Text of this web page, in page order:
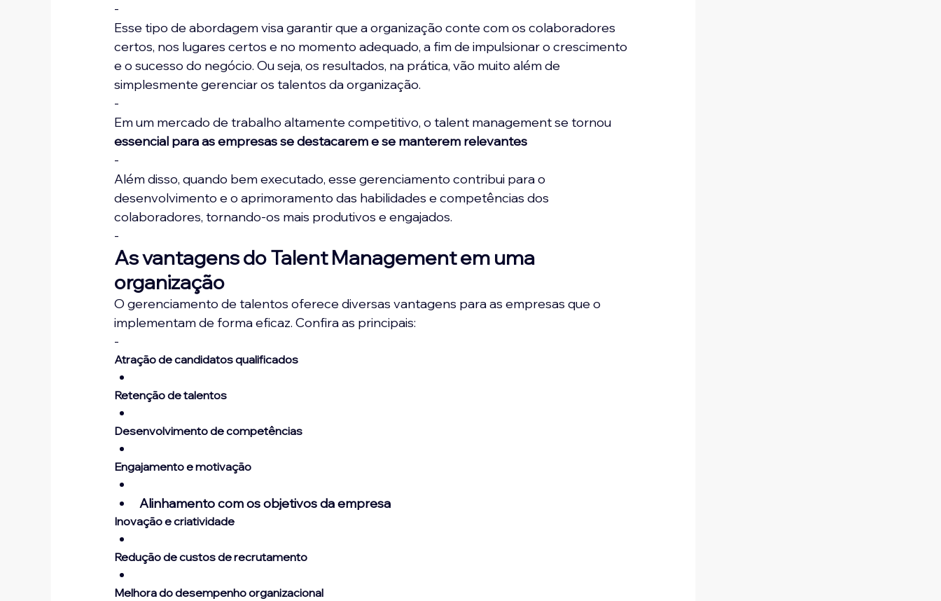
-
Esse tipo de abordagem visa garantir que a organização conte com os colaboradores
certos, nos lugares certos e no momento adequado, a fim de impulsionar o crescimento
e o sucesso do negócio. Ou seja, os resultados, na prática, vão muito além de
simplesmente gerenciar os talentos da organização.
-
Em um mercado de trabalho altamente competitivo, o talent management se tornou
essencial para as empresas se destacarem e se manterem relevantes
-
Além disso, quando bem executado, esse gerenciamento contribui para o
desenvolvimento e o aprimoramento das habilidades e competências dos
colaboradores, tornando-os mais produtivos e engajados.
-
As vantagens do Talent Management em uma
organização
O gerenciamento de talentos oferece diversas vantagens para as empresas que o
implementam de forma eficaz. Confira as principais:
-
Atração de candidatos qualificados
Retenção de talentos
Desenvolvimento de competências
Engajamento e motivação
Alinhamento com os objetivos da empresa
Inovação e criatividade
Redução de custos de recrutamento
Melhora do desempenho organizacional